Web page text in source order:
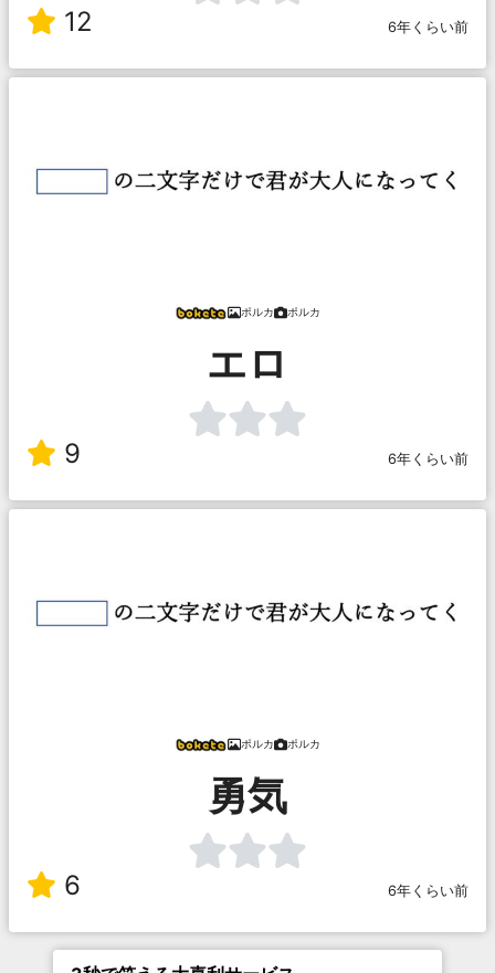
12 6年くらい前
ポルカ ポルカ
エロ
9 6年くらい前
ポルカ ポルカ
勇気
6 6年くらい前